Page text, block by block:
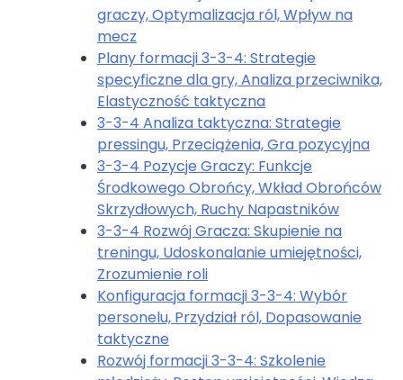
graczy, Optymalizacja ról, Wpływ na
mecz
Plany formacji 3-3-4: Strategie
specyficzne dla gry, Analiza przeciwnika,
Elastyczność taktyczna
3-3-4 Analiza taktyczna: Strategie
pressingu, Przeciążenia, Gra pozycyjna
3-3-4 Pozycje Graczy: Funkcje
Środkowego Obrońcy, Wkład Obrońców
Skrzydłowych, Ruchy Napastników
3-3-4 Rozwój Gracza: Skupienie na
treningu, Udoskonalanie umiejętności,
Zrozumienie roli
Konfiguracja formacji 3-3-4: Wybór
personelu, Przydział ról, Dopasowanie
taktyczne
Rozwój formacji 3-3-4: Szkolenie